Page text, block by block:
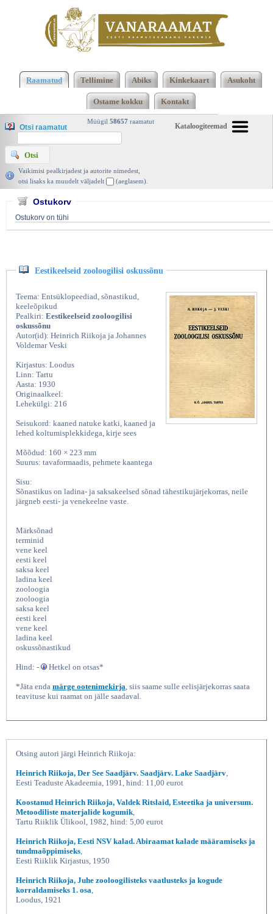
zooloogilisi oskussõnu, Loodus 1930 | vanaraamat.
Raamatud Tellimine Abiks Kinkekaart Asukoht
Ostame kokku Kontakt
Kataloogiteemad
Müügil 58657 raamatut
Otsi raamatut
Vaikimisi pealkirjadest ja autorite nimedest,
otsi lisaks ka muudelt väljadelt
(aeglasem).
Ostukorv
Ostukorv on tühi
Eestikeelseid zooloogilisi oskussõnu
Teema: Entsüklopeediad, sõnastikud,
keeleõpikud
Pealkiri: Eestikeelseid zooloogilisi
oskussõnu
Autor(id): Heinrich Riikoja ja Johannes
Voldemar Veski
Kirjastus: Loodus
Linn: Tartu
Aasta: 1930
Originaalkeel:
Lehekülgi: 216
Seisukord: kaaned natuke katki, kaaned ja
lehed koltumisplekkidega, kirje sees
Mõõdud: 160 × 223 mm
Suurus: tavaformaadis, pehmete kaantega
Sisu:
Sõnastikus on ladina- ja saksakeelsed sõnad tähestikujärjekorras, neile
järgneb eesti- ja venekeelne vaste.
Märksõnad
terminid
vene keel
eesti keel
saksa keel
ladina keel
zooloogia
zooloogia
saksa keel
eesti keel
vene keel
ladina keel
oskussõnastikud
Hind: - Hetkel on otsas*
*Jäta enda märge ootenimekirja, siis saame sulle eelisjärjekorras saata
teavituse kui raamat on jälle saadaval.
Otsing autori järgi Heinrich Riikoja:
Heinrich Riikoja, Der See Saadjärv. Saadjärv. Lake Saadjärv,
Eesti Teaduste Akadeemia, 1991, hind: 11,00 eurot
Koostanud Heinrich Riikoja, Valdek Ritslaid, Esteetika ja universum.
Metoodiliste materjalide kogumik,
Tartu Riiklik Ülikool, 1982, hind: 5,00 eurot
Heinrich Riikoja, Eesti NSV kalad. Abiraamat kalade määramiseks ja
tundmaõppimiseks,
Eesti Riiklik Kirjastus, 1950
Heinrich Riikoja, Juhe zooloogilisteks vaatlusteks ja kogude
korraldamiseks 1. osa,
Loodus, 1921